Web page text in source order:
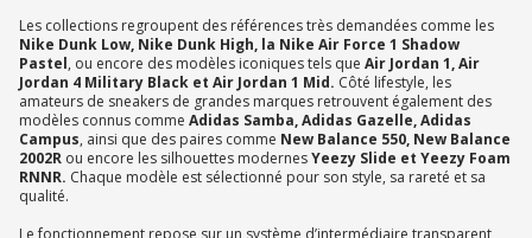
Les collections regroupent des références très demandées comme les
Nike Dunk Low, Nike Dunk High, la Nike Air Force 1 Shadow
Pastel, ou encore des modèles iconiques tels que Air Jordan 1, Air
Jordan 4 Military Black et Air Jordan 1 Mid. Côté lifestyle, les
amateurs de sneakers de grandes marques retrouvent également des
modèles connus comme Adidas Samba, Adidas Gazelle, Adidas
Campus, ainsi que des paires comme New Balance 550, New Balance
2002R ou encore les silhouettes modernesYeezy Slide et Yeezy Foam
RNNR. Chaque modèle est sélectionné pour son style, sa rareté et sa
qualité.